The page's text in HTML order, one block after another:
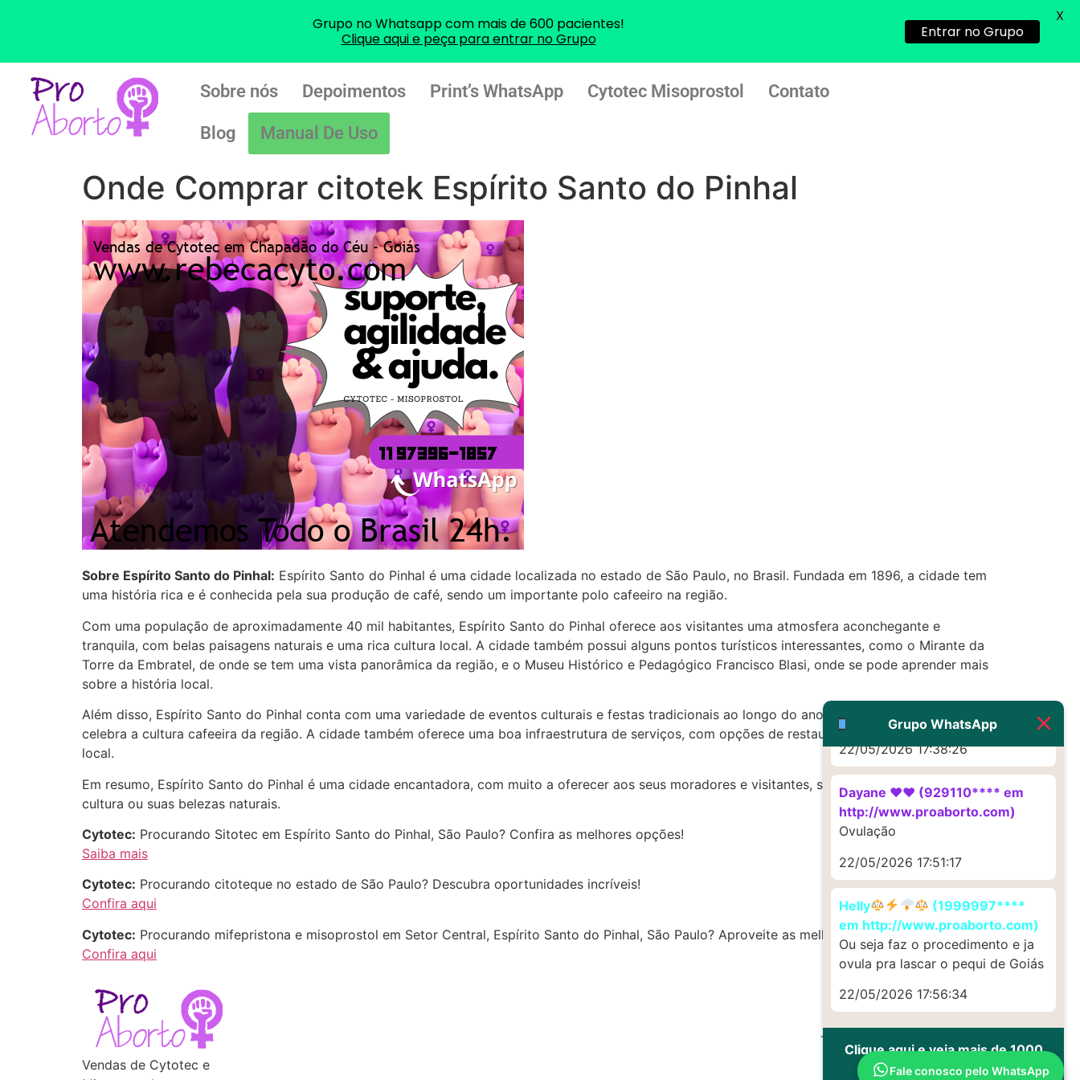
Sobre nós Depoimentos Print’s WhatsApp Cytotec Misoprostol Contato
Blog Manual De Uso
Onde Comprar citotek Espírito Santo do Pinhal
Sobre Espírito Santo do Pinhal: Espírito Santo do Pinhal é uma cidade localizada no estado de São Paulo, no Brasil. Fundada em 1896, a cidade tem
uma história rica e é conhecida pela sua produção de café, sendo um importante polo cafeeiro na região.
Com uma população de aproximadamente 40 mil habitantes, Espírito Santo do Pinhal oferece aos visitantes uma atmosfera aconchegante e
tranquila, com belas paisagens naturais e uma rica cultura local. A cidade também possui alguns pontos turísticos interessantes, como o Mirante da
Torre da Embratel, de onde se tem uma vista panorâmica da região, e o Museu Histórico e Pedagógico Francisco Blasi, onde se pode aprender mais
sobre a história local.
Além disso, Espírito Santo do Pinhal conta com uma variedade de eventos culturais e festas tradicionais ao longo do ano, como a Festa do Café, que
celebra a cultura cafeeira da região. A cidade também oferece uma boa infraestrutura de serviços, com opções de restaurantes, hotéis e comércio
local.
Em resumo, Espírito Santo do Pinhal é uma cidade encantadora, com muito a oferecer aos seus moradores e visitantes, seja pela sua história, sua
cultura ou suas belezas naturais.
Cytotec: Procurando Sitotec em Espírito Santo do Pinhal, São Paulo? Confira as melhores opções!
Saiba mais
Cytotec: Procurando citoteque no estado de São Paulo? Descubra oportunidades incríveis!
Confira aqui
Cytotec: Procurando mifepristona e misoprostol em Setor Central, Espírito Santo do Pinhal, São Paulo? Aproveite as melhores opções do momento!
Confira aqui
Vendas de Cytotec e
Todos os direitos reservados
Fale conosco pelo WhatsApp
Grupo no Whatsapp com mais de 600 pacientes!
Clique aqui e peça para entrar no Grupo
Entrar no Grupo
X
Grupo WhatsApp
(1999997****
em http://www.proaborto.com)
http://www.proaborto.com)
Deve ser um corrimento normal
22/05/2026 17:19:47
http://www.proaborto.com)
Muito obrigadaaaaa
22/05/2026 17:38:26
Dayane ♥️♥️ (929110**** em
http://www.proaborto.com)
Ovulação
22/05/2026 17:51:17
Helly
(1999997****
em http://www.proaborto.com)
Ou seja faz o procedimento e ja
ovula pra lascar o pequi de Goiás
22/05/2026 17:56:34
Clique aqui e veja mais de 1000
depoimentos de uso